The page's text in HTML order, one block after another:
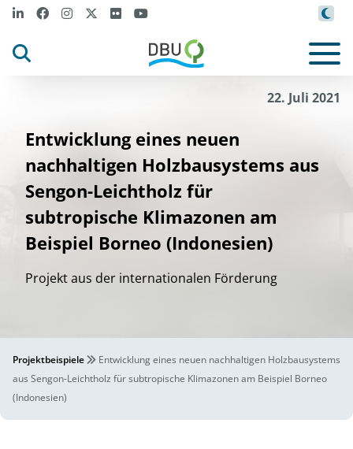
22. Juli 2021
Entwicklung eines neuen
nachhaltigen Holzbausystems aus
Sengon-Leichtholz für
subtropische Klimazonen am
Beispiel Borneo (Indonesien)
Projekt aus der internationalen Förderung
Projektbeispiele
Entwicklung eines neuen nachhaltigen Holzbausystems
aus Sengon-Leichtholz für subtropische Klimazonen am Beispiel Borneo
(Indonesien)